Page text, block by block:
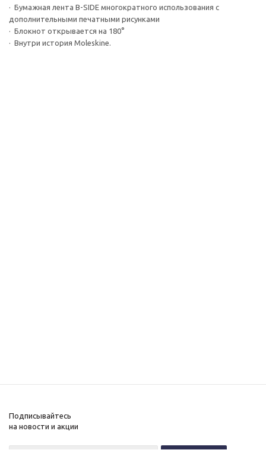
· Бумажная лента B-SIDE многократного использования с
дополнительными печатными рисунками
· Блокнот открывается на 180°
· Внутри история Moleskine.
Подписывайтесь
на новости и акции